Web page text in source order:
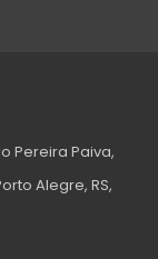
Pereira Paiva,
Alegre, RS,